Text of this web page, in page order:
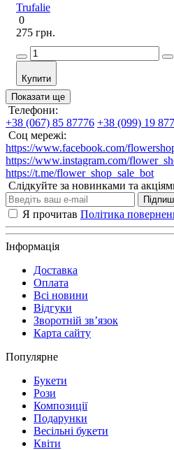
Trufalie
0
275 грн.
Купити
Показати ще
Телефони:
+38 (067) 85 87776 +38 (099) 19
Соц мережі:
https://www.facebook.com/
https://www.instagram.com/
https://t.me/flower_shop_sale_bot
Слідкуйте за новинками та
Я прочитав Політика
Інформація
Доставка
Оплата
Всі новини
Відгуки
Зворотній зв’язок
Карта сайту
Популярне
Букети
Рози
Композиції
Подарунки
Весільні букети
Квіти